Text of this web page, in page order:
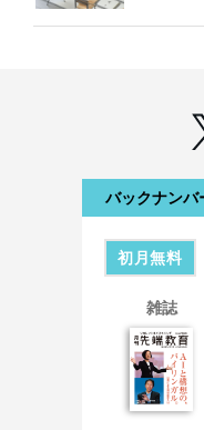
バックナンバ
初月無料
雑誌